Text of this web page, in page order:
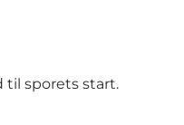
til sporets start.